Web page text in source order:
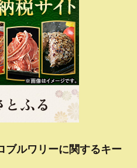
ブルワリーに関するキー